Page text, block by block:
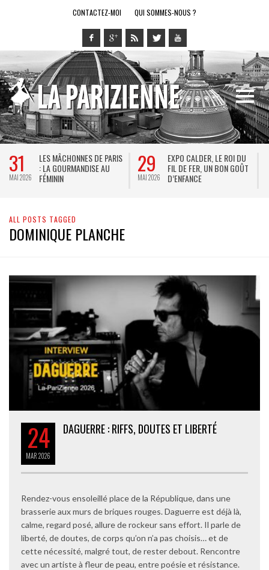
CONTACTEZ-MOI QUI SOMMES-NOUS ?
31
MAI 2026
LES MÂCHONNES DE PARIS
: LA GOURMANDISE AU
FÉMININ
29
MAI 2026
EXPO CALDER, LE ROI DU
FIL DE FER, UN BON GOÛT
D’ENFANCE
ALL POSTS TAGGED
DOMINIQUE PLANCHE
24
MAR2026
DAGUERRE : RIFFS, DOUTES ET LIBERTÉ
Rendez-vous ensoleillé place de la République, dans une
brasserie aux murs de briques rouges. Daguerre est déjà là,
calme, regard posé, allure de rockeur sans effort. Il parle de
liberté, de doutes, de corps qu’on n’a pas choisis… et de
cette nécessité, malgré tout, de rester debout. Rencontre
avec un artiste à fleur de peau, entre poésie et résistance.